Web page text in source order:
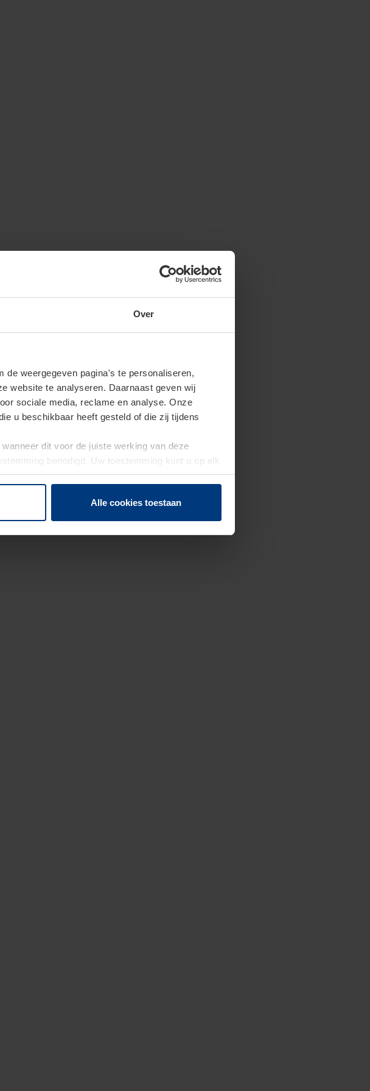
Over
de weergegeven pagina's te personaliseren,
website te analyseren. Daarnaast geven wij
sociale media, reclame en analyse. Onze
u beschikbaar heeft gesteld of die zij tijdens
dit voor de juiste werking van deze
benodigd. Uw toestemming kunt u op elk
website wijzigen of herroepen.
Alle cookies toestaan